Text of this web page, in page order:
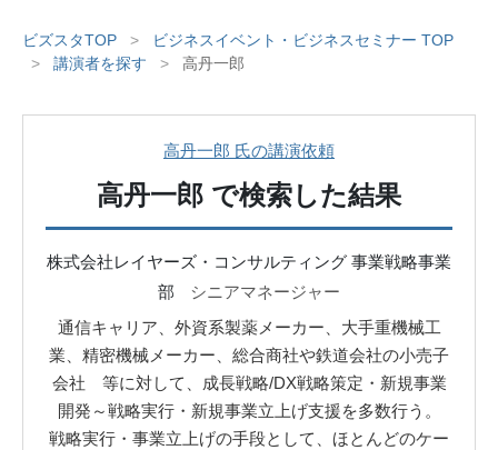
り、業務効率化に繋がる講演をはじめ、様々な非効率を解消する
サービスが紹介されるセミナーや、サービスを比較できる機会を
ビズスタTOP >
ビジネスイベント・ビジネスセミナー TOP
>
講演者を探す > 高丹一郎
高丹一郎 氏の講演依頼
高丹一郎 で検索した結果
株式会社レイヤーズ・コンサルティング 事業戦略事業
部
シニアマネージャー
通信キャリア、外資系製薬メーカー、大手重機械工
業、精密機械メーカー、総合商社や鉄道会社の小売子
会社 等に対して、成長戦略/DX戦略策定・新規事業
開発～戦略実行・新規事業立上げ支援を多数行う。
戦略実行・事業立上げの手段として、ほとんどのケー